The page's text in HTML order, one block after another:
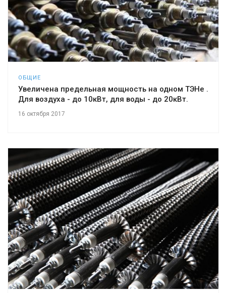
ОБЩИЕ
Увеличена предельная мощность на одном ТЭНе .
Для воздуха - до 10кВт, для воды - до 20кВт.
16 октября 2017